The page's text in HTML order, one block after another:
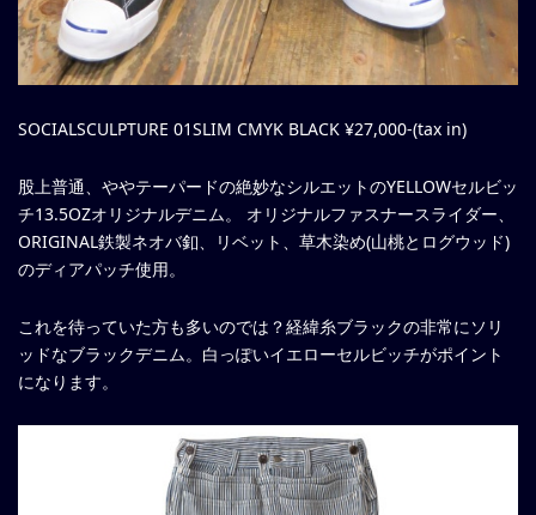
SOCIALSCULPTURE 01SLIM CMYK BLACK ¥27,000-(tax in)
股上普通、ややテーパードの絶妙なシルエットのYELLOWセルビッ
チ13.5OZオリジナルデニム。 オリジナルファスナースライダー、
ORIGINAL鉄製ネオバ釦、リベット、草木染め(山桃とログウッド)
のディアパッチ使用。
これを待っていた方も多いのでは？経緯糸ブラックの非常にソリ
ッドなブラックデニム。白っぽいイエローセルビッチがポイント
になります。